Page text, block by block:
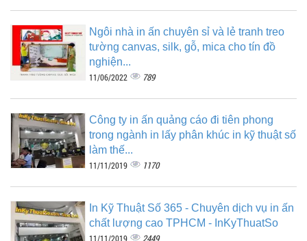
Ngôi nhà in ấn chuyên sỉ và lẻ tranh treo
tường canvas, silk, gỗ, mica cho tín đồ
nghiện...
11/06/2022 789
Công ty in ấn quảng cáo đi tiên phong
trong ngành in lấy phân khúc in kỹ thuật số
làm thế...
11/11/2019 1170
In Kỹ Thuật Số 365 - Chuyên dịch vụ in ấn
chất lượng cao TPHCM - InKyThuatSo
11/11/2019 2449